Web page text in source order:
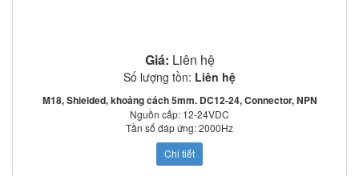
Giá: Liên hệ
Số lượng tồn: Liên hệ
M18, Shielded, khoảng cách 5mm. DC12-24, Connector, NPN
Nguồn cấp: 12-24VDC
Tần số đáp ứng: 2000Hz
Mạch bảo vệ: Ngược cực cấp nguồn, quá áp tức thời, ngắn mạch ngõ ra
Nhiệt độ làm việc: -25
Tiêu chuẩn: IEC60529: IP67
Chi tiết